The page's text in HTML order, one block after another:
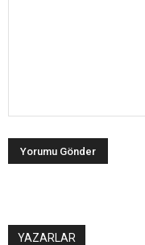
YAZARLAR